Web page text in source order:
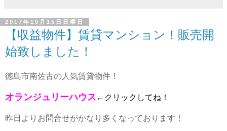
2017年10月15日日曜日
【収益物件】賃貸マンション！販売開
始致しました！
徳島市南佐古の人気賃貸物件！
オランジュリーハウス ←クリックしてね！
昨日よりお問合せがかなり多くなっております！